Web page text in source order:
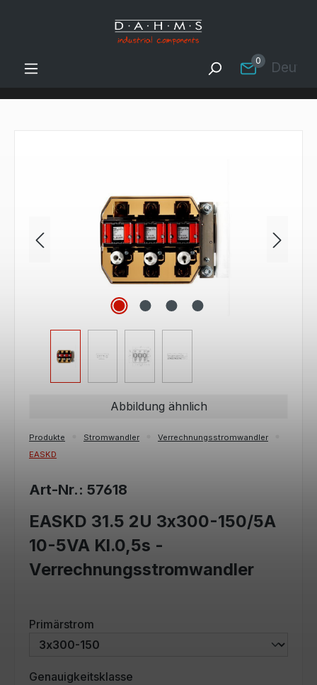
Zum Hauptinhalt springen
0
Abbildung ähnlich
Produkte Stromwandler
Verrechnungsstromwandler
EASKD
Art-Nr.: 57618
EASKD 31.5 2U 3x300-150/5A
10-5VA Kl.0,5s -
Verrechnungsstromwandler
Primärstrom
Genauigkeitsklasse